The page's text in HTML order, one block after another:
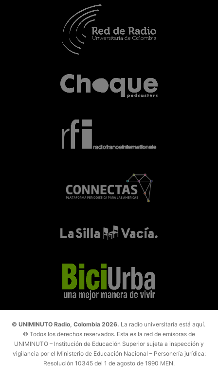
© UNIMINUTO Radio, Colombia 2026. La radio universitaria está aquí.
© Todos los derechos reservados. Esta es la red de emisoras de
UNIMINUTO – Institución de Educación Superior sujeta a inspección y
vigilancia por el Ministerio de Educación Nacional – Personería jurídica:
Resolución 10345 del 1 de agosto de 1990 MEN.